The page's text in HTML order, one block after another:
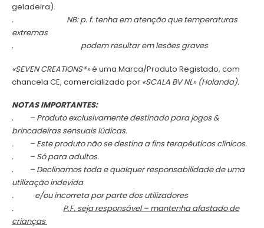
geladeira).
.
NB: p. f. tenha em atenção que temperaturas
extremas
.
podem resultar em lesões graves
«SEVEN CREATIONS®»é uma Marca/Produto Registado, com
chancela CE, comercializado por «SCALA BV NL» (Holanda).
NOTAS IMPORTANTES:
. – Produto exclusivamente destinado para jogos &
brincadeiras sensuais lúdicas.
. – Este produto não se destina a fins terapêuticos clínicos.
. – Só para adultos.
. – Declinamos toda e qualquer responsabilidade de uma
utilização indevida
. e/ou incorreta por parte dos utilizadores
.
P.F. seja responsável – mantenha afastado de
crianças